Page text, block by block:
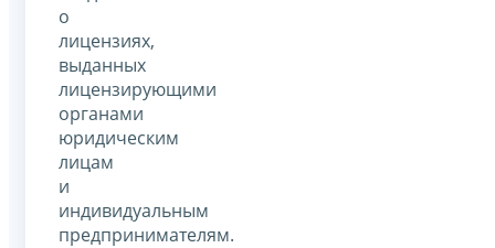
о
лицензиях,
выданных
лицензирующими
органами
юридическим
лицам
и
индивидуальным
предпринимателям.